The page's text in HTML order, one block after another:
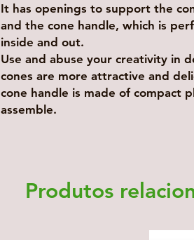
It has openings to support the
and the cone handle, which is
inside and out.
Use and abuse your creativity in
cones are more attractive and
cone handle is made of compact
assemble.
Produtos